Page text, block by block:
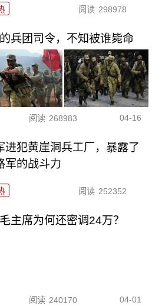
阅读 298978
兵团司令，不知被谁毙命
阅读 268983 04-16
进犯黄崖洞兵工厂，暴露了
军的战斗力
阅读 252352
主席为何还密调24万？
阅读 240170 04-01